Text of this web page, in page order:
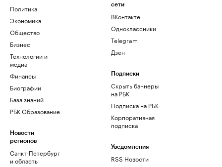
Политика
Экономика
Общество
Бизнес
Технологии и
медиа
Финансы
Биографии
База знаний
РБК Образование
Новости
регионов
Санкт-Петербург
и область
сети
ВКонтакте
Одноклассники
Telegram
Дзен
Подписки
Скрыть баннеры
на РБК
Подписка на РБК
Корпоративная
подписка
Уведомления
RSS Новости